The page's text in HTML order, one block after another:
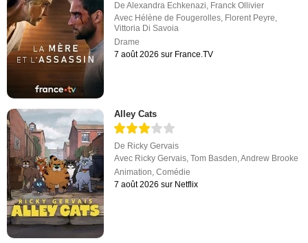
DeAlexandra Echkenazi, Franck Ollivier
Avec Hélène de Fougerolles, Florent Peyre,
Vittoria Di Savoia
Drame
7 août 2026 sur France.TV
Alley Cats
De Ricky Gervais
Avec Ricky Gervais ,Tom Basden ,Andrew Brooke
Animation ,Comédie
7 août 2026 sur Netflix